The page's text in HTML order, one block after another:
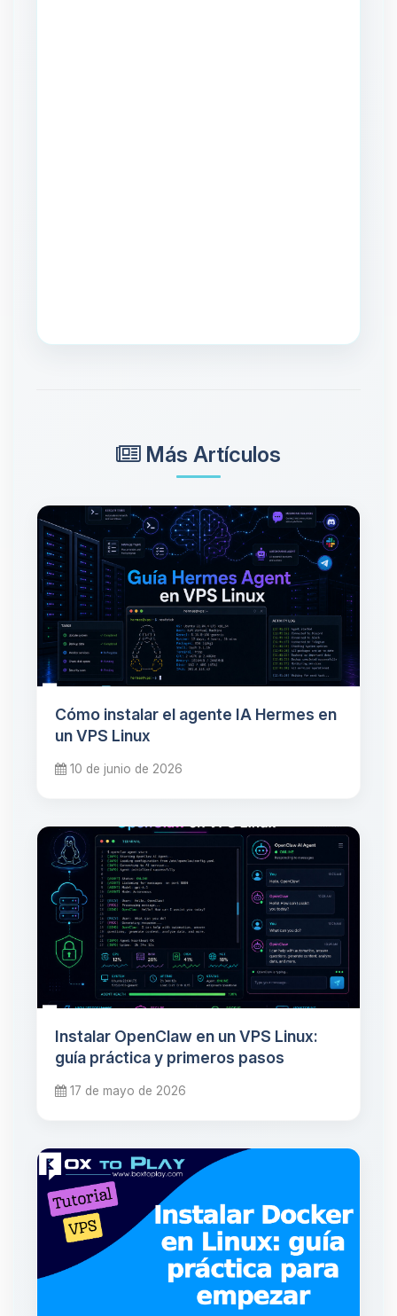
Más Artículos
Cómo instalar el agente IA Hermes en
un VPS Linux
10 de junio de 2026
Instalar OpenClaw en un VPS Linux:
guía práctica y primeros pasos
17 de mayo de 2026